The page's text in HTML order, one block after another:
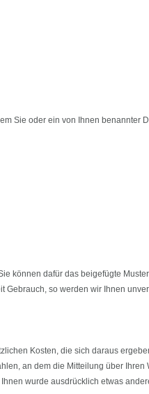
Sie oder ein von Ihnen benannter
können dafür das beigefügte
so werden wir Ihnen
Kosten, die sich daraus
an dem die Mitteilung über Ihren
wurde ausdrücklich etwas